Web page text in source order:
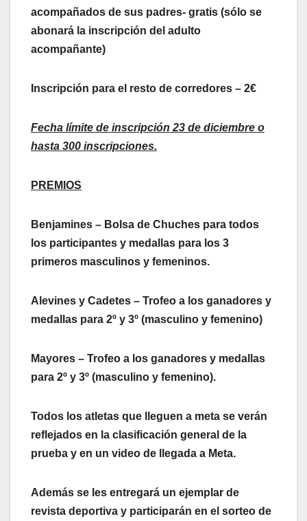
acompañados de sus padres- gratis (sólo se
abonará la inscripción del adulto
acompañante)
Inscripción para el resto de corredores – 2€
Fecha límite de inscripción 23 de diciembre o
hasta 300 inscripciones.
PREMIOS
Benjamines – Bolsa de Chuches para todos
los participantes y medallas para los 3
primeros masculinos y femeninos.
Alevines y Cadetes – Trofeo a los ganadores y
medallas para 2º y 3º (masculino y femenino)
Mayores – Trofeo a los ganadores y medallas
para 2º y 3º (masculino y femenino).
Todos los atletas que lleguen a meta se verán
reflejados en la clasificación general de la
prueba y en un video de llegada a Meta.
Además se les entregará un ejemplar de
revista deportiva y participarán en el sorteo de